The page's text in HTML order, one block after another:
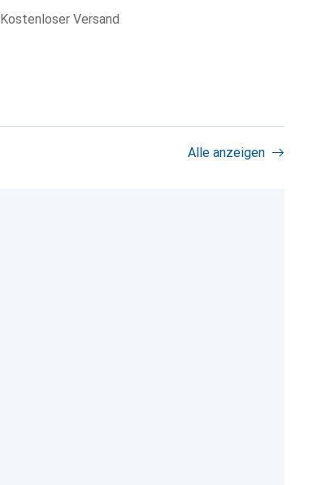
kostenloser Versand
Alle anzeigen